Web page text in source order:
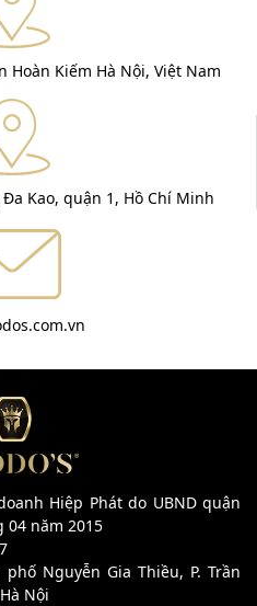
Hoàn Kiếm Hà Nội, Việt Nam
Kao, quận 1, Hồ Chí Minh
Hiệp Phát do UBND quận
04 năm 2015
phố Nguyễn Gia Thiều, P. Trần
Nội